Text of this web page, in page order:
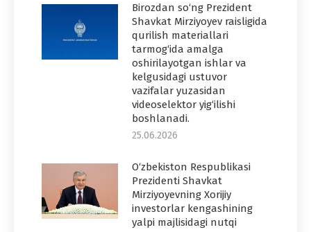
Birozdan so‘ng Prezident
Shavkat Mirziyoyev raisligida
qurilish materiallari
tarmog‘ida amalga
oshirilayotgan ishlar va
kelgusidagi ustuvor
vazifalar yuzasidan
videoselektor yig‘ilishi
boshlanadi.
25.06.2026
O‘zbekiston Respublikasi
Prezidenti Shavkat
Mirziyoyevning Xorijiy
investorlar kengashining
yalpi majlisidagi nutqi